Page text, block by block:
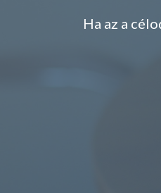
Ha az a